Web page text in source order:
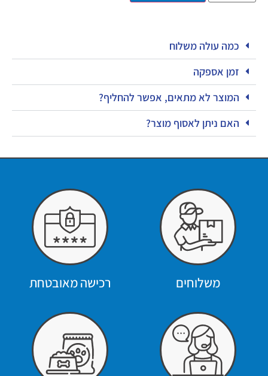
כמה עולה משלוח
זמן אספקה
המוצר לא מתאים, אפשר להחליף?
האם ניתן לאסוף מוצר?
משלוחים רכישה מאובטחת